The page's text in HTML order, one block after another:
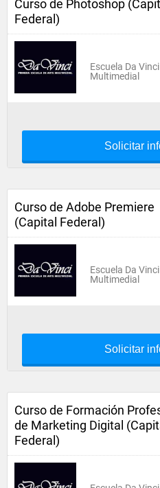
Curso de Photoshop
Federal)
Escuela Da
Multimedial
Solicitar
Curso de Adobe Premiere
(Capital Federal)
Escuela Da
Multimedial
Solicitar
Curso de Formación
de Marketing Digital
Federal)